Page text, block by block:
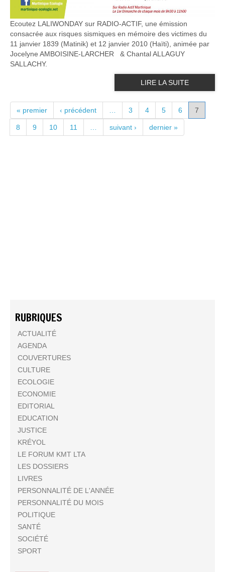
Ecoutez LALIWONDAY sur RADIO-ACTIF, une émission
consacrée aux risques sismiques en mémoire des victimes du
11 janvier 1839 (Matinik) et 12 janvier 2010 (Haïti), animée par
Jocelyne AMBOISINE-LARCHER & Chantal ALLAGUY
SALLACHY.
LIRE LA SUITE
PAGES
« premier ‹ précédent 3 4 5 6 7
8 9 10 11 suivant › dernier »
RUBRIQUES
ACTUALITÉ
AGENDA
COUVERTURES
CULTURE
ECOLOGIE
ECONOMIE
EDITORIAL
EDUCATION
JUSTICE
KRÉYOL
LE FORUM KMT LTA
LES DOSSIERS
LIVRES
PERSONNALITÉ DE L'ANNÉE
PERSONNALITÉ DU MOIS
POLITIQUE
SANTÉ
SOCIÉTÉ
SPORT